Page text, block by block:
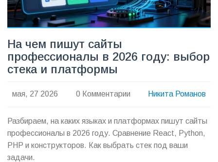
На чем пишут сайты
профессионалы в 2026 году: выбор
стека и платформы
мая, 27 2026 0 Комментарии Никита Романов
Разбираем, на каких языках и платформах пишут сайты
профессионалы в 2026 году. Сравнение React, Python,
PHP и конструкторов. Как выбрать стек под ваши
задачи.